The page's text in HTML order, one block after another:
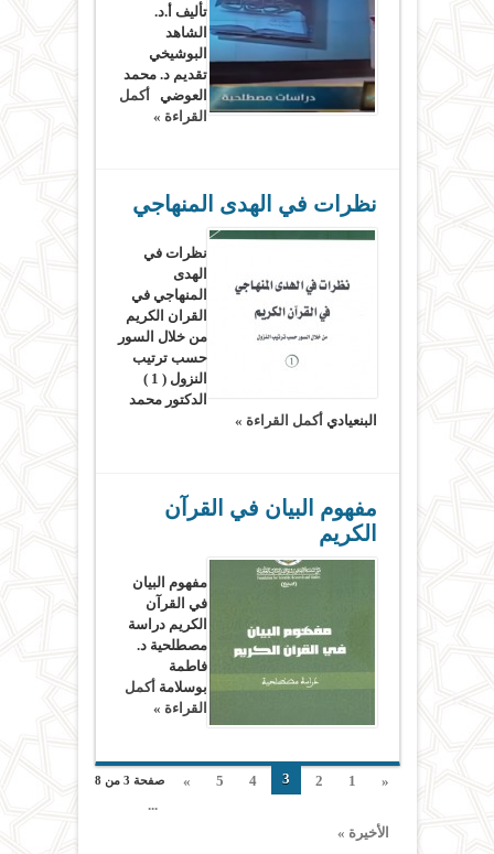
تأليف أ.د.
الشاهد
البوشيخي
تقديم د. محمد
العوضي أكمل
القراءة »
نظرات في الهدى المنهاجي
نظرات في
الهدى
المنهاجي في
القران الكريم
من خلال السور
حسب ترتيب
النزول ( 1 )
الدكتور محمد
البنعيادي أكمل القراءة »
مفهوم البيان في القرآن
الكريم
مفهوم البيان
في القرآن
الكريم دراسة
مصطلحية د.
فاطمة
بوسلامة أكمل
القراءة »
صفحة 3 من 8 «
1
2
3
4
5
»
...
الأخيرة »